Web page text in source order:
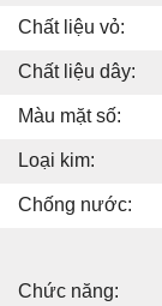
Chất liệu vỏ:
Chất liệu dây:
Màu mặt số:
Loại kim:
Chống nước:
Chức năng: